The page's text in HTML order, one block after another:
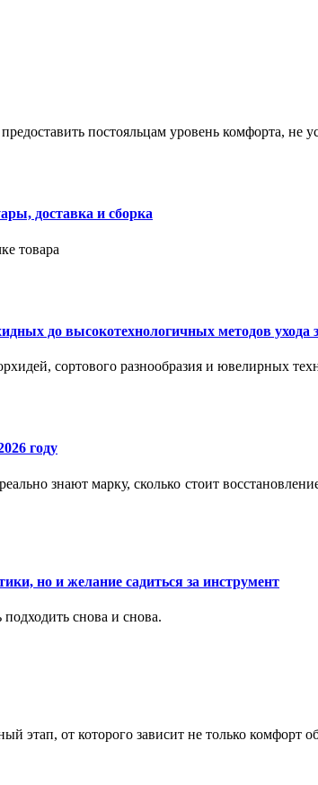
постояльцам уровень комфорта, не
доставка и сборка
товара
до высокотехнологичных методов ухода
сортового разнообразия и ювелирных
году
знают марку, сколько стоит
но и желание садиться за инструмент
снова и снова.
от которого зависит не только комфорт